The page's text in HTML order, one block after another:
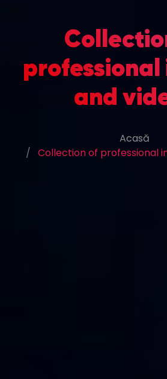
professional
and
Acasă
Collection of professional